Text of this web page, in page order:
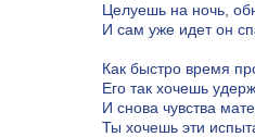
Целуешь на ночь,
И сам уже идет он
Как быстро время
Его так хочешь
И снова чувства
Ты хочешь эти